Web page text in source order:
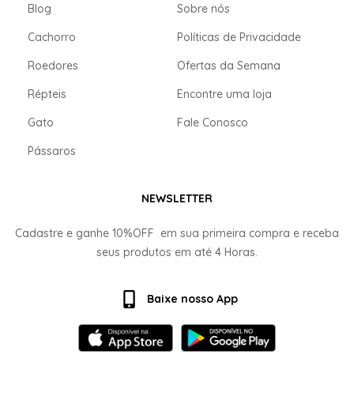
Blog
Cachorro
Roedores
Répteis
Gato
Pássaros
Sobre nós
Políticas de Privacidade
Ofertas da Semana
Encontre uma loja
Fale Conosco
NEWSLETTER
Cadastre e ganhe 10%OFF em sua primeira compra e receba
seus produtos em até 4 Horas.
Baixe nosso App